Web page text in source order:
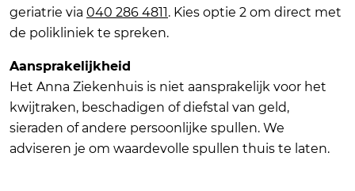
geriatrie via 040 286 4811. Kies optie 2 om direct met
de polikliniek te spreken.
Aansprakelijkheid
Het Anna Ziekenhuis is niet aansprakelijk voor het
kwijtraken, beschadigen of diefstal van geld,
sieraden of andere persoonlijke spullen. We
adviseren je om waardevolle spullen thuis te laten.